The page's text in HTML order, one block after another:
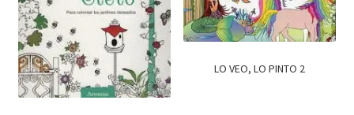
LO VEO, LO PINTO 2